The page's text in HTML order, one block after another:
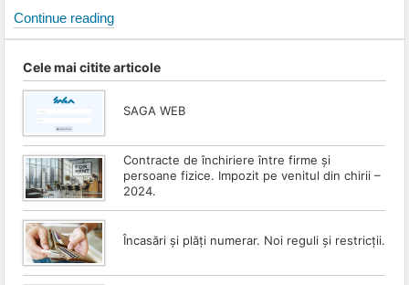
Continue readingSalariați
străini.
Completare
revisal
în
Cele mai citite articole
SAGA WEB
Contracte de închiriere între firme și
persoane fizice. Impozit pe venitul din chirii –
2024.
Încasări și plăți numerar. Noi reguli și restricții.